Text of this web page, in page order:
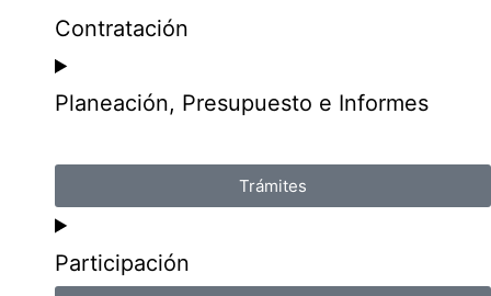
Contratación
Planeación, Presupuesto e Informes
Trámites
Participación